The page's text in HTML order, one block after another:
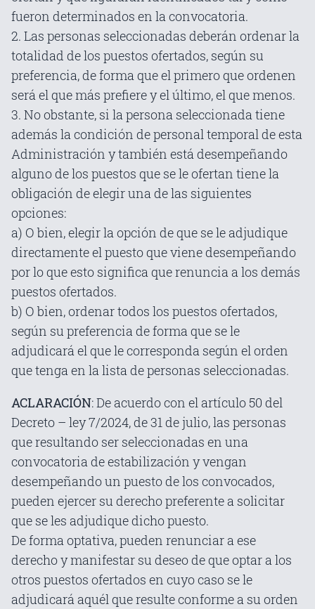
fueron determinados en la convocatoria.
2. Las personas seleccionadas deberán ordenar la
totalidad de los puestos ofertados, según su
preferencia, de forma que el primero que ordenen
será el que más prefiere y el último, el que menos.
3. No obstante, si la persona seleccionada tiene
además la condición de personal temporal de esta
Administración y también está desempeñando
alguno de los puestos que se le ofertan tiene la
obligación de elegir una de las siguientes
opciones:
a) O bien, elegir la opción de que se le adjudique
directamente el puesto que viene desempeñando
por lo que esto significa que renuncia a los demás
puestos ofertados.
b) O bien, ordenar todos los puestos ofertados,
según su preferencia de forma que se le
adjudicará el que le corresponda según el orden
que tenga en la lista de personas seleccionadas.
ACLARACIÓN: De acuerdo con el artículo 50 del
Decreto – ley 7/2024, de 31 de julio, las personas
que resultando ser seleccionadas en una
convocatoria de estabilización y vengan
desempeñando un puesto de los convocados,
pueden ejercer su derecho preferente a solicitar
que se les adjudique dicho puesto.
De forma optativa, pueden renunciar a ese
derecho y manifestar su deseo de que optar a los
otros puestos ofertados en cuyo caso se le
adjudicará aquél que resulte conforme a su orden